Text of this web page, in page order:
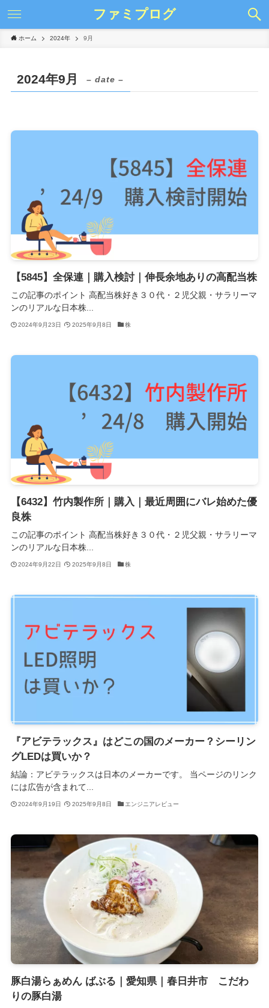
ファミプログ
ホーム 2024年 9月
2024年9月 – date –
【5845】全保連｜購入検討｜伸長余地ありの高配当株
この記事のポイント 高配当株好き３０代・２児父親・サラリーマ
ンのリアルな日本株...
2024年9月23日 2025年9月8日 株
【6432】竹内製作所｜購入｜最近周囲にバレ始めた優
良株
この記事のポイント 高配当株好き３０代・２児父親・サラリーマ
ンのリアルな日本株...
2024年9月22日 2025年9月8日 株
『アビテラックス』はどこの国のメーカー？シーリン
グLEDは買いか？
結論：アビテラックスは日本のメーカーです。 当ページのリンク
には広告が含まれて...
2024年9月19日 2025年9月8日 エンジニアレビュー
豚白湯らぁめん ばぶる｜愛知県｜春日井市 こだわ
りの豚白湯